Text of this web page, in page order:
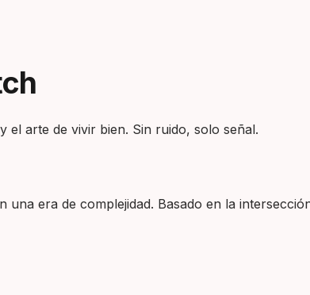
arte de vivir bien. Sin ruido, solo señal.
una era de complejidad. Basado en la